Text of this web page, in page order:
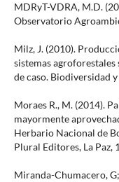
MDRyT-VDRA, M.D.
Observatorio
Milz, J. (2010).
sistemas
de caso. Biodiversidad
Moraes R., M. (2014).
mayormente
Herbario Nacional de
Plural Editores, La Paz,
Miranda-Chumacero,